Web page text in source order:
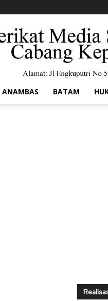
ANAMBAS BATAM